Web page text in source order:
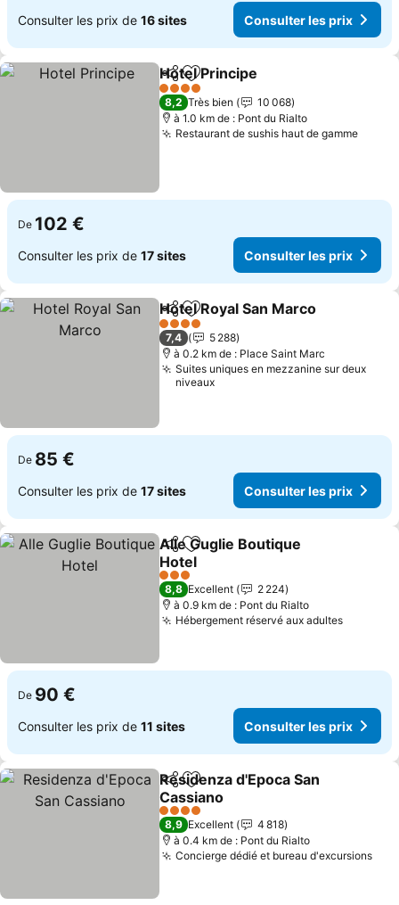
Consulter les prix de 16 sites Consulter les prix
PartagerAjouter à mes favoris
Hotel Principe
4 Étoiles
8,2 Très bien
10 068
à 1.0 km de : Pont du Rialto
Restaurant de sushis haut de gamme
De 102 €
Consulter les prix de 17 sites Consulter les prix
PartagerAjouter à mes favoris
Hotel Royal San Marco
4 Étoiles
7,4
5 288
à 0.2 km de : Place Saint Marc
Suites uniques en mezzanine sur deux
niveaux
De 85 €
Consulter les prix de 17 sites Consulter les prix
PartagerAjouter à mes favoris
Alle Guglie Boutique
Hotel
Consulter les prix
3 Étoiles
8,8 Excellent
2 224
à 0.9 km de : Pont du Rialto
Hébergement réservé aux adultes
De 90 €
Consulter les prix de 11 sites Consulter les prix
PartagerAjouter à mes favoris
Residenza d'Epoca San
Cassiano
Consulter les prix
4 Étoiles
8,9 Excellent
4 818
à 0.4 km de : Pont du Rialto
Concierge dédié et bureau d'excursions